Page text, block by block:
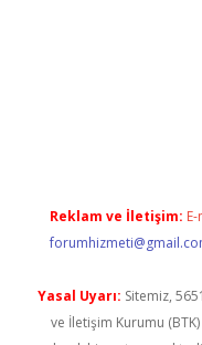
Reklam ve İletişim:
Yasal Uyarı: Sitemiz,
ve İletişim Kurumu